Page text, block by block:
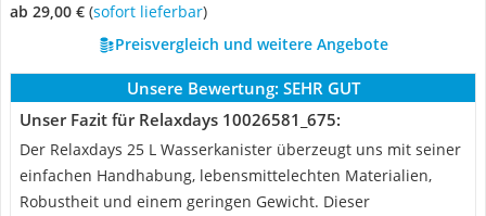
ab 29,00 € ( Sofort lieferbar)
Preisvergleich und weitere Angebote
Unsere Bewertung: SEHR GUT
Unser Fazit für Relaxdays 10026581_675:
Der Relaxdays 25 L Wasserkanister überzeugt uns mit seiner
einfachen Handhabung, lebensmittelechten Materialien,
Robustheit und einem geringen Gewicht. Dieser